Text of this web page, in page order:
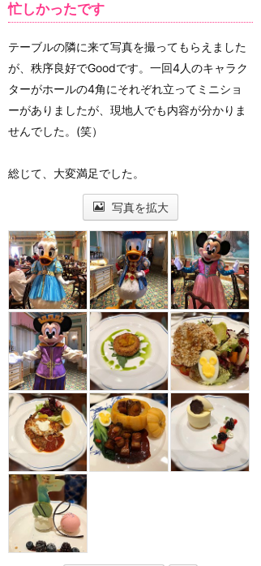
忙しかったです
テーブルの隣に来て写真を撮ってもらえました
が、秩序良好でGoodです。一回4人のキャラク
ターがホールの4角にそれぞれ立ってミニショ
ーがありましたが、現地人でも内容が分かりま
せんでした。(笑）
総じて、大変満足でした。
写真を拡大